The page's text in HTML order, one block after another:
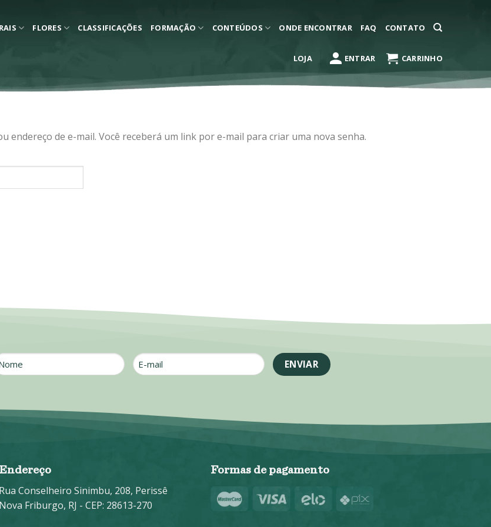
FLORES CLASSIFICAÇÕES FORMAÇÃO CONTEÚDOS ONDE ENCONTRAR FAQ CONTATO
LOJA ENTRAR CARRINHO
endereço de e-mail. Você receberá um link por e-mail para criar uma nova senha.
E-
mail
Rua Conselheiro Sinimbu, 208, Perissê
Nova Friburgo, RJ - CEP: 28613-270
Formas de pagamento